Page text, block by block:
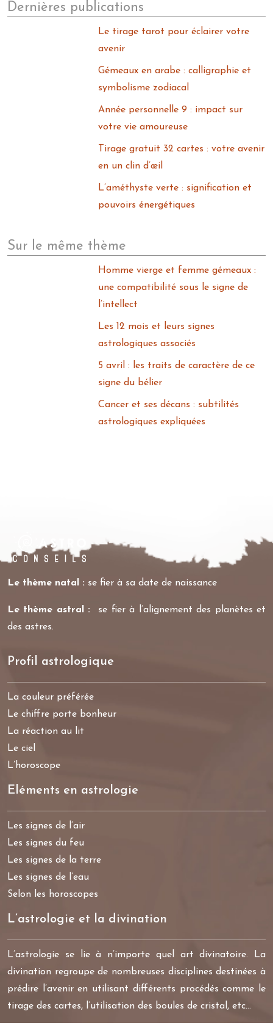
Dernières publications
Le tirage tarot pour éclairer votre
avenir
Gémeaux en arabe : calligraphie et
symbolisme zodiacal
Année personnelle 9 : impact sur
votre vie amoureuse
Tirage gratuit 32 cartes : votre avenir
en un clin d’œil
L’améthyste verte : signification et
pouvoirs énergétiques
Sur le même thème
Homme vierge et femme gémeaux :
une compatibilité sous le signe de
l’intellect
Les 12 mois et leurs signes
astrologiques associés
5 avril : les traits de caractère de ce
signe du bélier
Cancer et ses décans : subtilités
astrologiques expliquées
Le thème natal : se fier à sa date de naissance
Le thème astral :
se fier à l’alignement des planètes et
des astres.
Profil astrologique
La couleur préférée
Le chiffre porte bonheur
La réaction au lit
Le ciel
L’horoscope
Eléments en astrologie
Les signes de l’air
Les signes du feu
Les signes de la terre
Les signes de l’eau
Selon les horoscopes
L’astrologie et la divination
L’astrologie se lie à n’importe quel art divinatoire. La
divination regroupe de nombreuses disciplines destinées à
prédire l’avenir en utilisant différents procédés comme le
tirage des cartes, l’utilisation des boules de cristal, etc…